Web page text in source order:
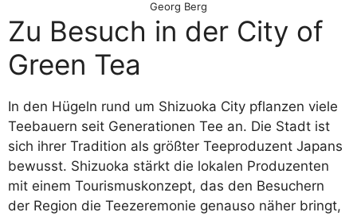
Georg Berg
Zu Besuch in der City of
Green Tea
In den Hügeln rund um Shizuoka City pflanzen viele
Teebauern seit Generationen Tee an. Die Stadt ist
sich ihrer Tradition als größter Teeproduzent Japans
bewusst. Shizuoka stärkt die lokalen Produzenten
mit einem Tourismuskonzept, das den Besuchern
der Region die Teezeremonie genauso näher bringt,